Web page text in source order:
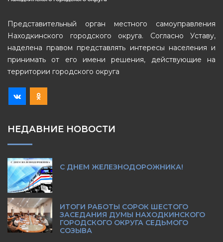
Представительный орган местного самоуправления
Находкинского городского округа. Согласно Уставу,
наделена правом представлять интересы населения и
принимать от его имени решения, действующие на
территории городского округа
НЕДАВНИЕ НОВОСТИ
С ДНЕМ ЖЕЛЕЗНОДОРОЖНИКА!
ИТОГИ РАБОТЫ СОРОК ШЕСТОГО
ЗАСЕДАНИЯ ДУМЫ НАХОДКИНСКОГО
ГОРОДСКОГО ОКРУГА СЕДЬМОГО
СОЗЫВА